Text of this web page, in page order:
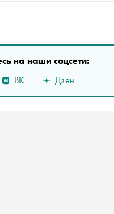
на наши соцсети:
ВК Дзен